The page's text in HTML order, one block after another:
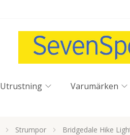
Utrustning Varumärken
Strumpor Bridgedale Hike